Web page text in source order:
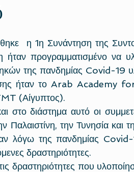
η 1η Συνάντηση της
προγραμματισμένο να
της πανδημίας Covid-19
ήταν το Arab Academy
(Αίγυπτος).
στο διάστημα αυτό οι
Παλαιστίνη, την Τυνησία
λόγω της πανδημίας
δραστηριότητες.
δραστηριότητες που